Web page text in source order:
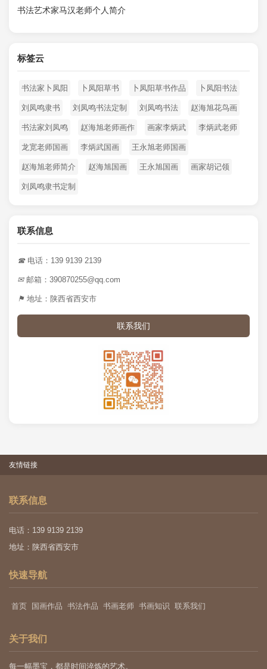
书法艺术家马汉老师个人简介
标签云
书法家卜凤阳 卜凤阳草书 卜凤阳草书作品 卜凤阳书法
刘凤鸣隶书 刘凤鸣书法定制 刘凤鸣书法 赵海旭花鸟画
书法家刘凤鸣 赵海旭老师画作 画家李炳武 李炳武老师
龙宽老师国画 李炳武国画 王永旭老师国画
赵海旭老师简介 赵海旭国画 王永旭国画 画家胡记领
刘凤鸣隶书定制
联系信息
☎电话：139 9139 2139
✉邮箱：390870255@qq.com
⚑ 地址：陕西省西安市
联系我们
友情链接
联系信息
电话：139 9139 2139
地址：陕西省西安市
快速导航
首页 国画作品 书法作品 书画老师 书画知识 联系我们
关于我们
每一幅墨宝，都是时间淬炼的艺术。